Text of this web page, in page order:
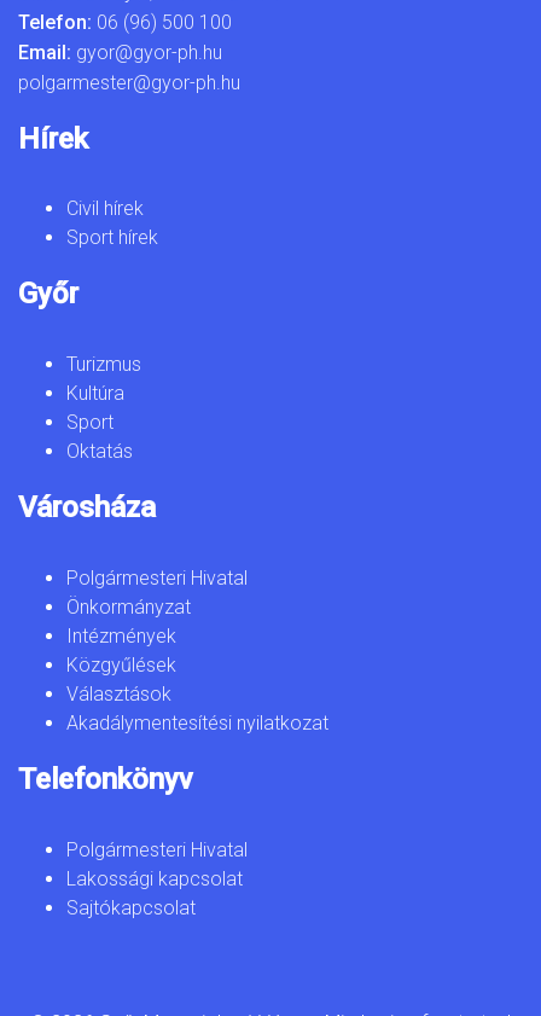
Telefon: 06 (96) 500 100
Email: gyor@gyor-ph.hu
polgarmester@gyor-ph.hu
Hírek
Civil hírek
Sport hírek
Győr
Turizmus
Kultúra
Sport
Oktatás
Városháza
Polgármesteri Hivatal
Önkormányzat
Intézmények
Közgyűlések
Választások
Akadálymentesítési nyilatkozat
Telefonkönyv
Polgármesteri Hivatal
Lakossági kapcsolat
Sajtókapcsolat